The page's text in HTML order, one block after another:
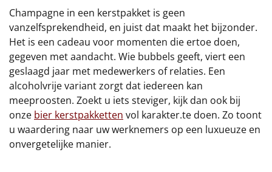
Champagne in een kerstpakket is geen
vanzelfsprekendheid, en juist dat maakt het bijzonder.
Het is een cadeau voor momenten die ertoe doen,
gegeven met aandacht. Wie bubbels geeft, viert een
geslaagd jaar met medewerkers of relaties. Een
alcoholvrije variant zorgt dat iedereen kan
meeproosten. Zoekt u iets steviger, kijk dan ook bij
onze bier kerstpakketten vol karakter.te doen. Zo toont
u waardering naar uw werknemers op een luxueuze en
onvergetelijke manier.